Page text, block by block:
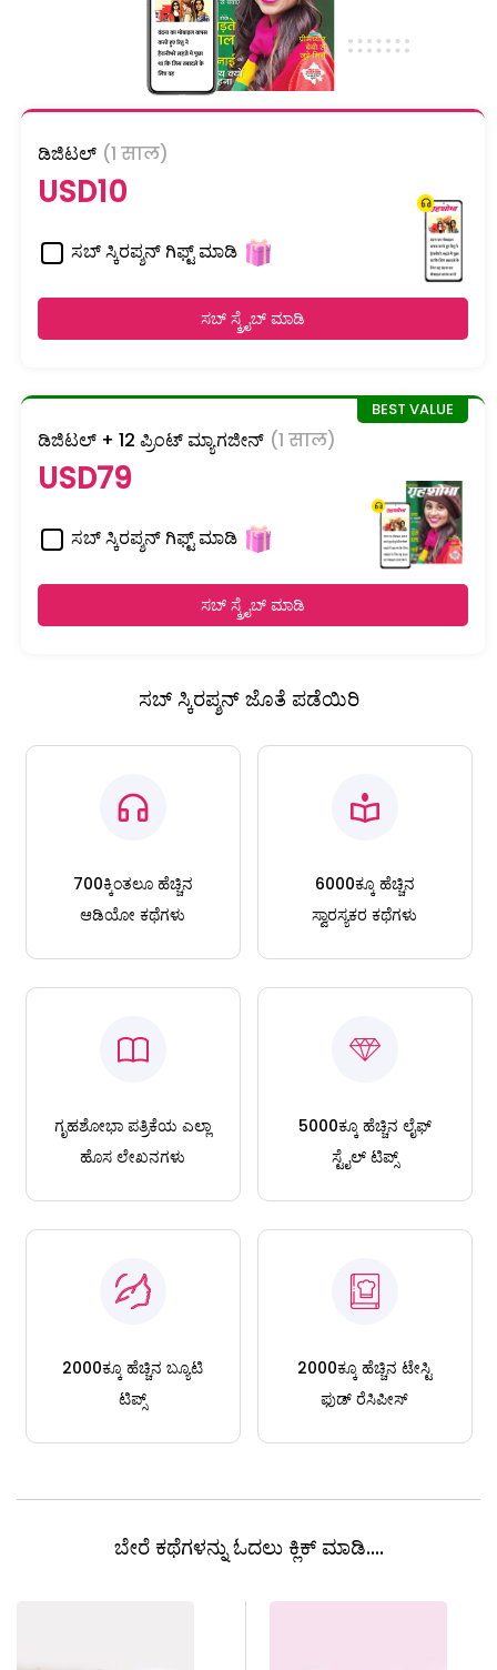
ಡಿಜಿಟಲ್ (1 साल)
USD10
ಸಬ್ ಸ್ಕಿರಪ್ಶನ್ ಗಿಫ್ಟ್ ಮಾಡಿ
ಸಬ್ ಸ್ಕ್ರೈಬ್ ಮಾಡಿ
ಡಿಜಿಟಲ್ + 12 ಪ್ರಿಂಟ್ ಮ್ಯಾಗಜೀನ್ (1 साल)
USD79
ಸಬ್ ಸ್ಕಿರಪ್ಶನ್ ಗಿಫ್ಟ್ ಮಾಡಿ
ಸಬ್ ಸ್ಕ್ರೈಬ್ ಮಾಡಿ
ಸಬ್ ಸ್ಕಿರಪ್ಶನ್ ಜೊತೆ ಪಡೆಯಿರಿ
700ಕ್ಕಿಂತಲೂ ಹೆಚ್ಚಿನ
ಆಡಿಯೋ ಕಥೆಗಳು
6000ಕ್ಕೂ ಹೆಚ್ಚಿನ
ಸ್ವಾರಸ್ಯಕರ ಕಥೆಗಳು
ಗೃಹಶೋಭಾ ಪತ್ರಿಕೆಯ ಎಲ್ಲಾ
ಹೊಸ ಲೇಖನಗಳು
5000ಕ್ಕೂ ಹೆಚ್ಚಿನ ಲೈಫ್
ಸ್ಟೈಲ್ ಟಿಪ್ಸ್
2000ಕ್ಕೂ ಹೆಚ್ಚಿನ ಬ್ಯೂಟಿ
ಟಿಪ್ಸ್
2000ಕ್ಕೂ ಹೆಚ್ಚಿನ ಟೇಸ್ಟಿ
ಫುಡ್ ರೆಸಿಪೀಸ್
ಬೇರೆ ಕಥೆಗಳನ್ನು ಓದಲು ಕ್ಲಿಕ್ ಮಾಡಿ....